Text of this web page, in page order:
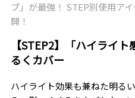
プ」が最強！ STEP別使用ア
開！
【STEP2】「ハイライ
るくカバー
ハイライト効果も兼ねた明る